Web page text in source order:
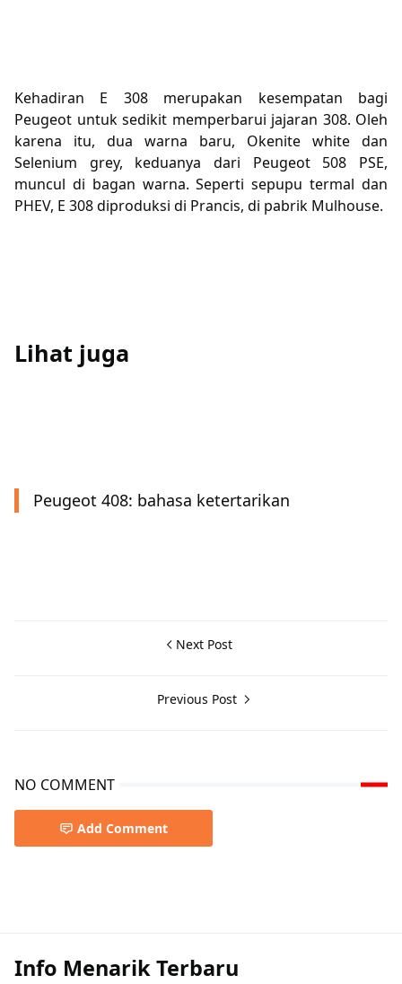
Kehadiran E 308 merupakan kesempatan bagi
Peugeot untuk sedikit memperbarui jajaran 308. Oleh
karena itu, dua warna baru, Okenite white dan
Selenium grey, keduanya dari Peugeot 508 PSE,
muncul di bagan warna. Seperti sepupu termal dan
PHEV, E 308 diproduksi di Prancis, di pabrik Mulhouse.
Lihat juga
Peugeot 408: bahasa ketertarikan
Next Post
Previous Post
NO COMMENT
Add Comment
Info Menarik Terbaru